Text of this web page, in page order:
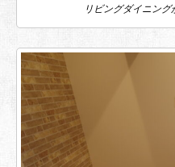
リビングダイニン